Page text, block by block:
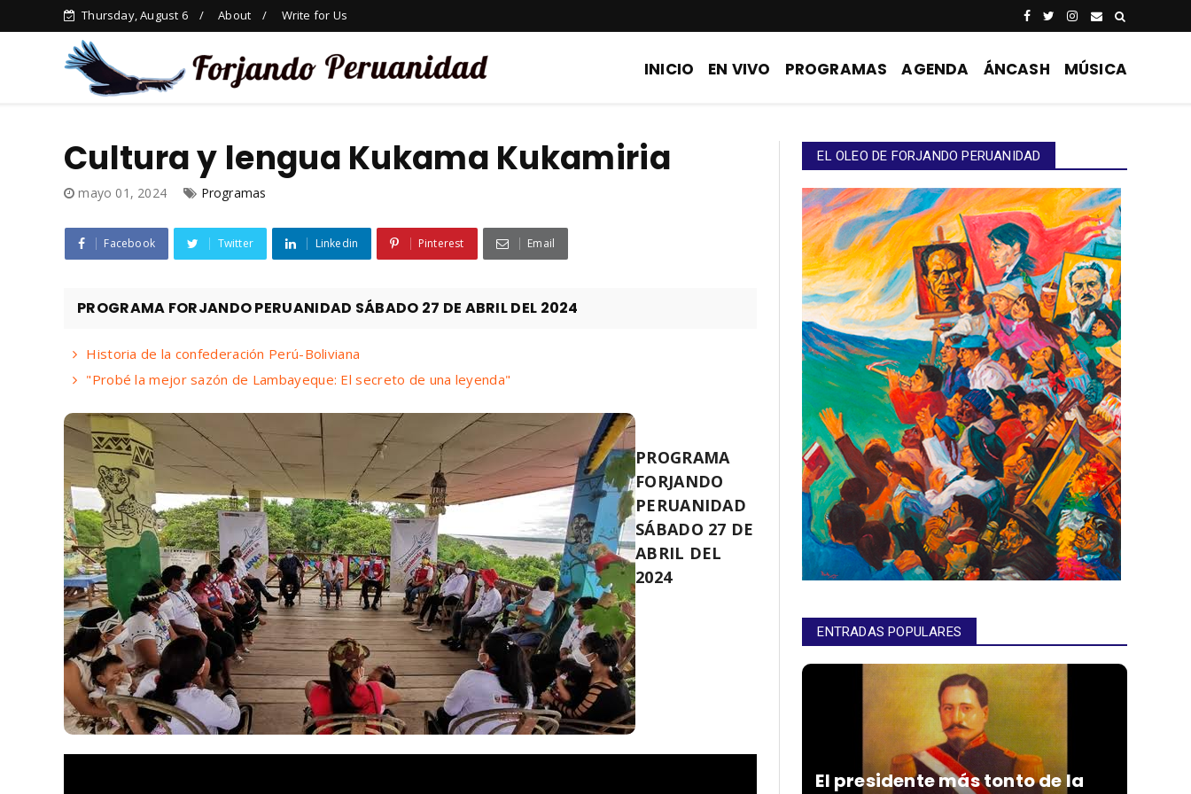
Thursday, August 6 About Write for Us
INICIO EN VIVO PROGRAMAS AGENDA ÁNCASH MÚSICA
Cultura y lengua Kukama Kukamiria
mayo 01, 2024 Programas
Facebook Twitter Linkedin Pinterest Email
PROGRAMA FORJANDO PERUANIDAD SÁBADO 27 DE ABRIL DEL 2024
Historia de la confederación Perú-Boliviana
"Probé la mejor sazón de Lambayeque: El secreto de una leyenda"
PROGRAMA
FORJANDO
PERUANIDAD
SÁBADO 27 DE
ABRIL DEL
2024
EL OLEO DE FORJANDO PERUANIDAD
ENTRADAS POPULARES
El presidente más tonto de la